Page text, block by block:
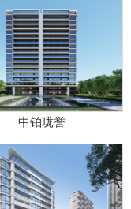
中铂珑誉